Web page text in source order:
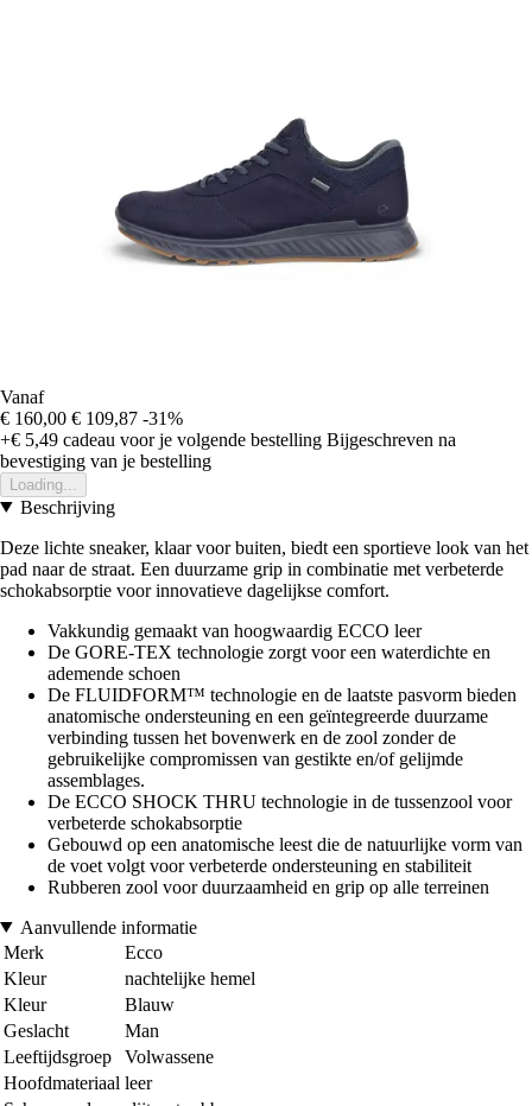
Vanaf
€ 160,00 € 109,87 -31%
+€ 5,49 cadeau voor je volgende bestelling Bijgeschreven na
bevestiging van je bestelling
Loading...
Beschrijving
Deze lichte sneaker, klaar voor buiten, biedt een sportieve look van het
pad naar de straat. Een duurzame grip in combinatie met verbeterde
schokabsorptie voor innovatieve dagelijkse comfort.
Vakkundig gemaakt van hoogwaardig ECCO leer
De GORE-TEX technologie zorgt voor een waterdichte en
ademende schoen
De FLUIDFORM™ technologie en de laatste pasvorm bieden
anatomische ondersteuning en een geïntegreerde duurzame
verbinding tussen het bovenwerk en de zool zonder de
gebruikelijke compromissen van gestikte en/of gelijmde
assemblages.
De ECCO SHOCK THRU technologie in de tussenzool voor
verbeterde schokabsorptie
Gebouwd op een anatomische leest die de natuurlijke vorm van
de voet volgt voor verbeterde ondersteuning en stabiliteit
Rubberen zool voor duurzaamheid en grip op alle terreinen
Aanvullende informatie
Merk
Ecco
Kleur
nachtelijke hemel
Kleur
Blauw
Geslacht
Man
Leeftijdsgroep
Volwassene
Hoofdmateriaal leer